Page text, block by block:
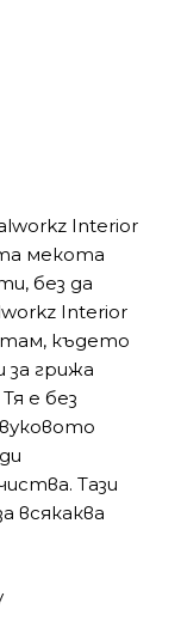
Interior
мекота
без да
Interior
там, където
за грижа
е без
Тази
всякаква